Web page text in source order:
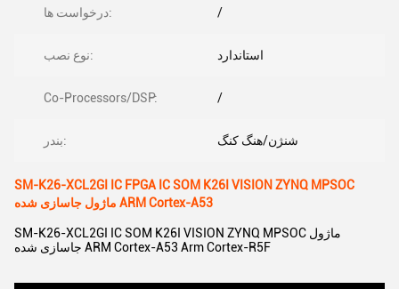
درخواست ها: /
نوع نصب: استاندارد
Co-Processors/DSP: /
بندر: شنژن/هنگ کنگ
SM-K26-XCL2GI IC FPGA IC SOM K26I VISION ZYNQ MPSOC
ماژول جاسازی شده ARM Cortex-A53
SM-K26-XCL2GI IC SOM K26I VISION ZYNQ MPSOC ماژول
جاسازی شده ARM Cortex-A53 Arm Cortex-R5F